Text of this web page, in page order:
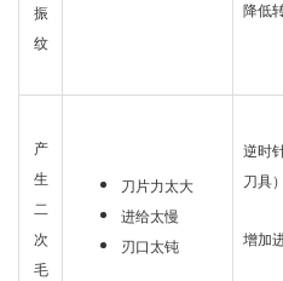
振
纹
降低
产
生
二
次
毛
刀片力太大
进给太慢
刃口太钝
逆时
刀具）
增加